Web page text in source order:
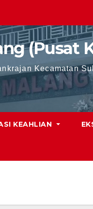
(Pusat
Kecamatan
KEAHLIAN